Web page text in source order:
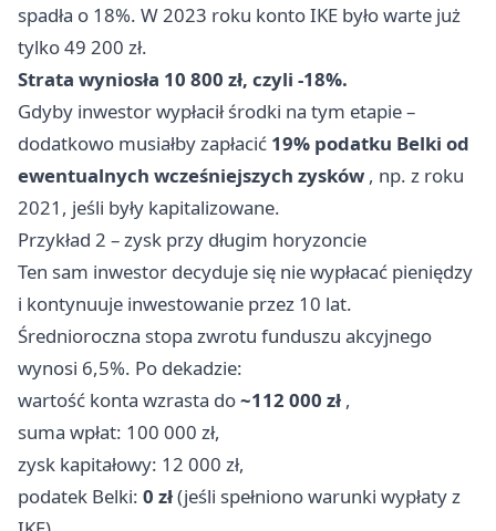
spadła o 18%. W 2023 roku konto IKE było warte już
tylko 49 200 zł.
Strata wyniosła 10 800 zł, czyli -18%.
Gdyby inwestor wypłacił środki na tym etapie –
dodatkowo musiałby zapłacić 19% podatku Belki od
ewentualnych wcześniejszych zysków , np. z roku
2021, jeśli były kapitalizowane.
Przykład 2 – zysk przy długim horyzoncie
Ten sam inwestor decyduje się nie wypłacać pieniędzy
i kontynuuje inwestowanie przez 10 lat.
Średnioroczna stopa zwrotu funduszu akcyjnego
wynosi 6,5%. Po dekadzie:
wartość konta wzrasta do~112 000 zł ,
suma wpłat: 100 000 zł,
zysk kapitałowy: 12 000 zł,
podatek Belki: 0 zł(jeśli spełniono warunki wypłaty z